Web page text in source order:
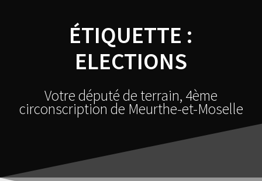
ÉTIQUETTE :
ELECTIONS
Votre député de terrain, 4ème
circonscription de Meurthe-et-Moselle